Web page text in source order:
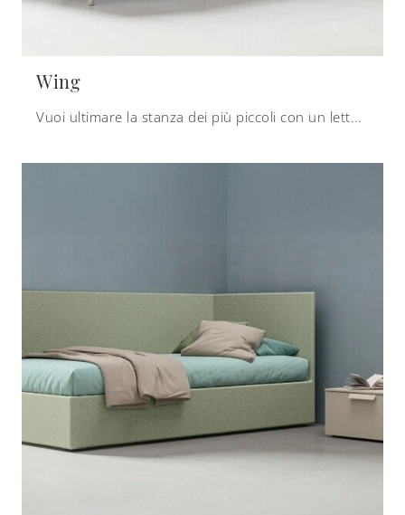
Wing
Vuoi ultimare la stanza dei più piccoli con un letto singolo in tessuto? Ti presentiamo il modello Wing di Zalf per spazi design.